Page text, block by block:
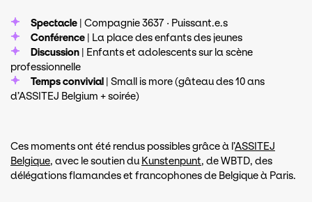
Spectacle
| Compagnie 3637 · Puissant.e.s
Conférence
| La place des enfants des jeunes
Discussion | Enfants et adolescents sur la scène
professionnelle
Temps convivial
| Small is more (gâteau des 10 ans
d’ASSITEJ Belgium + soirée)
Ces moments ont été rendus possibles grâce à l’ASSITEJ
Belgique, avec le soutien du Kunstenpunt, de WBTD, des
délégations flamandes et francophones de Belgique à Paris.